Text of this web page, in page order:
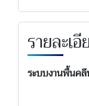
รายละเ
ระบบงานพื้นค